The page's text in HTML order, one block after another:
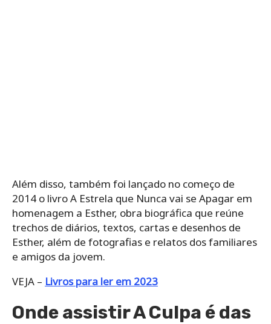
Além disso, também foi lançado no começo de
2014 o livro A Estrela que Nunca vai se Apagar em
homenagem a Esther, obra biográfica que reúne
trechos de diários, textos, cartas e desenhos de
Esther, além de fotografias e relatos dos familiares
e amigos da jovem.
VEJA – Livros para ler em 2023
Onde assistir A Culpa é das